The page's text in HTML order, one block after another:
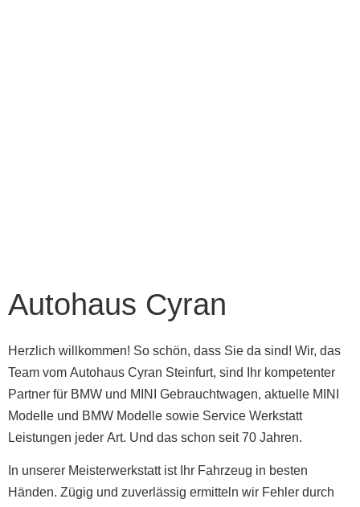
Autohaus Cyran
Herzlich willkommen! So schön, dass Sie da sind! Wir, das
Team vom Autohaus Cyran Steinfurt, sind Ihr kompetenter
Partner für BMW und MINI Gebrauchtwagen, aktuelle MINI
Modelle und BMW Modelle sowie Service Werkstatt
Leistungen jeder Art. Und das schon seit 70 Jahren.
In unserer Meisterwerkstatt ist Ihr Fahrzeug in besten
Händen. Zügig und zuverlässig ermitteln wir Fehler durch